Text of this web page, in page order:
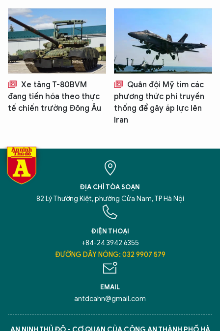
Xe tăng T-80BVM
đang tiến hóa theo thực
tế chiến trường Đông Âu
Quân đội Mỹ tìm các
phương thức phi truyền
thống để gây áp lực lên
Iran
ĐỊA CHỈ TÒA SOẠN
82 Lý Thường Kiệt, phường Cửa Nam, TP Hà Nội
ĐIỆN THOẠI
+84-24 3942 6355
ĐƯỜNG DÂY NÓNG: 032 9907 579
EMAIL
antdcahn@gmail.com